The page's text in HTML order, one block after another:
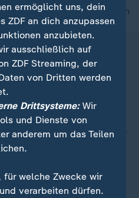
nach oben
ermöglicht uns, dein
ZDF an dich anzupassen
anzubieten.
ausschließlich auf
ZDF Streaming, der
von Dritten werden
Drittsysteme:Wir
und Dienste von
anderem um das Teilen
für welche Zwecke wir
verarbeiten dürfen.